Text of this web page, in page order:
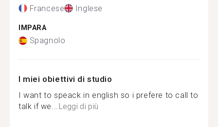
Francese Inglese
IMPARA
Spagnolo
I miei obiettivi di studio
I want to speack in english so i prefere to call to
talk if we...Leggi di più